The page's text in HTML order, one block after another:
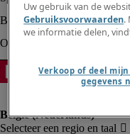
Uw gebruik van de
Gebruiksvoorwaarden.
we informatie delen,
Verkoop of deel
gegevens